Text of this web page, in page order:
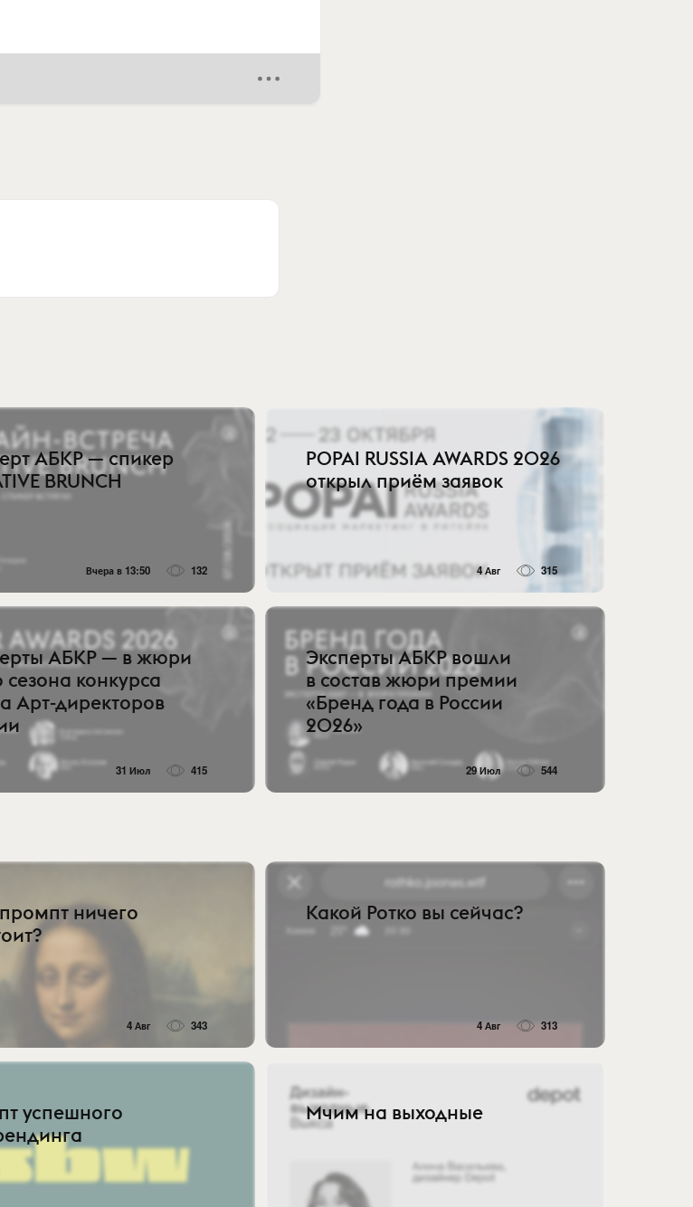
АБКР — спикер
BRUNCH
Вчера в 13:50 132
POPAI RUSSIA AWARDS 2026
открыл приём заявок
4 Авг 315
АБКР — в жюри
сезона конкурса
Арт-директоров
31 Июл 415
Эксперты АБКР вошли
в состав жюри премии
«Бренд года в России
2026»
29 Июл 544
ничего
4 Авг 343
Какой Ротко вы сейчас?
4 Авг 313
успешного
Мчим на выходные